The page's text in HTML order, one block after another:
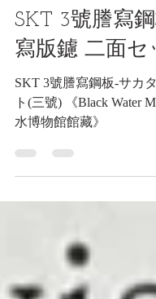
經理類收藏品
SKT 3號謄寫
寫版鑢 二面
SKT 3號謄寫鋼板-サカ
ト(三號) 《Black Water
水博物館館藏》